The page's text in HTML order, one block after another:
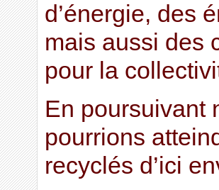
d’énergie, des
mais aussi des
pour la
En poursuivant
pourrions
recyclés d’ici